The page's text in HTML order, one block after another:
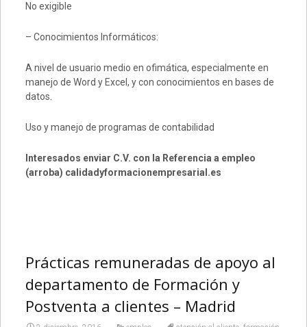
No exigible
– Conocimientos Informáticos:
A nivel de usuario medio en ofimática, especialmente en
manejo de Word y Excel, y con conocimientos en bases de
datos.
Uso y manejo de programas de contabilidad
Interesados enviar C.V. con la Referencia a empleo
(arroba) calidadyformacionempresarial.es
Prácticas remuneradas de apoyo al
departamento de Formación y
Postventa a clientes – Madrid